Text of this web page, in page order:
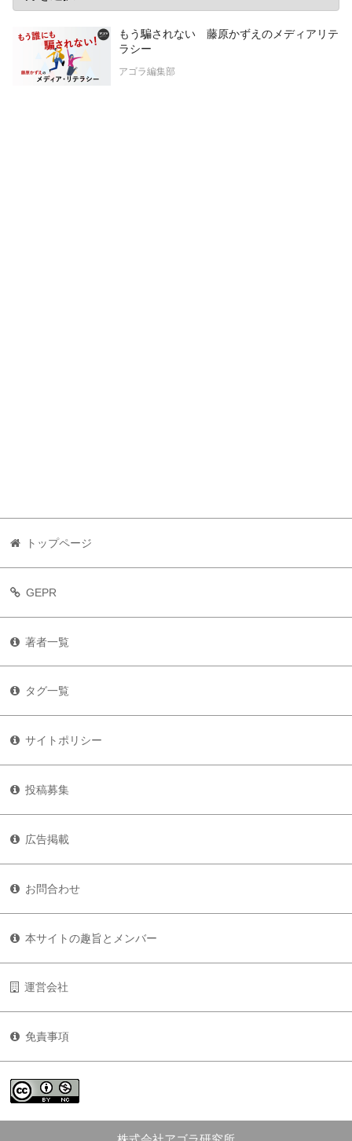
もう騙されない 藤原かずえのメディアリテ
ラシー
アゴラ編集部
トップページ
GEPR
著者一覧
タグ一覧
サイトポリシー
投稿募集
広告掲載
お問合わせ
本サイトの趣旨とメンバー
運営会社
免責事項